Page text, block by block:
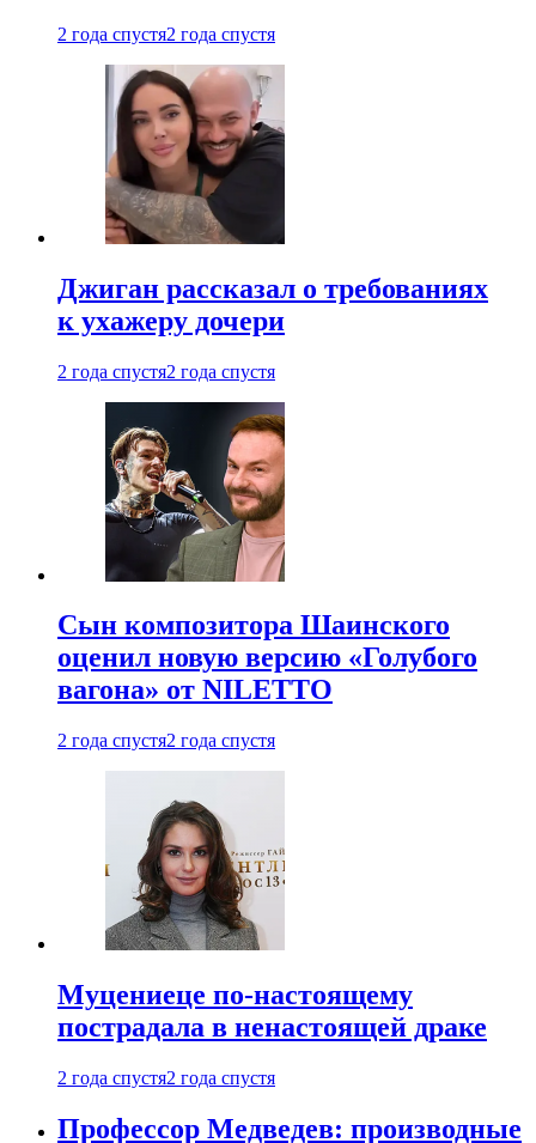
2 года спустя2 года спустя
Джиган рассказал о требованиях
к ухажеру дочери
2 года спустя2 года спустя
Сын композитора Шаинского
оценил новую версию «Голубого
вагона» от NILETTO
2 года спустя2 года спустя
Муцениеце по-настоящему
пострадала в ненастоящей драке
2 года спустя2 года спустя
Профессор Медведев: производные